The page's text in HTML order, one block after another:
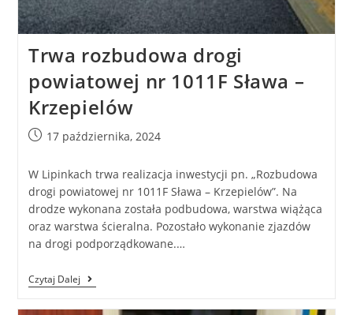
Trwa rozbudowa drogi
powiatowej nr 1011F Sława –
Krzepielów
17 października, 2024
W Lipinkach trwa realizacja inwestycji pn. „Rozbudowa
drogi powiatowej nr 1011F Sława – Krzepielów”. Na
drodze wykonana została podbudowa, warstwa wiążąca
oraz warstwa ścieralna. Pozostało wykonanie zjazdów
na drogi podporządkowane.…
Czytaj Dalej